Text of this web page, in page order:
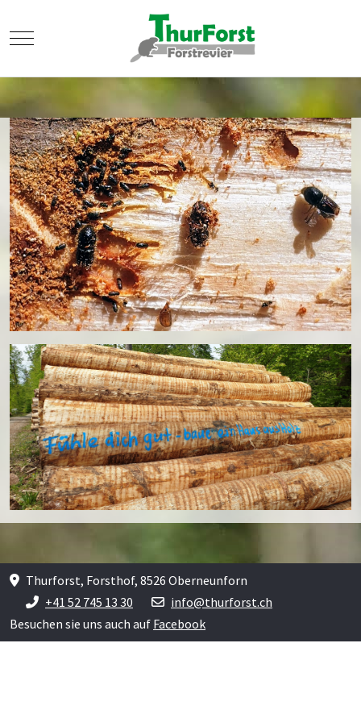
Mobile Menu Toggle
Thurforst, Forsthof, 8526 Oberneunforn
+41 52 745 13 30
info@thurforst.ch
Besuchen sie uns auch auf Facebook